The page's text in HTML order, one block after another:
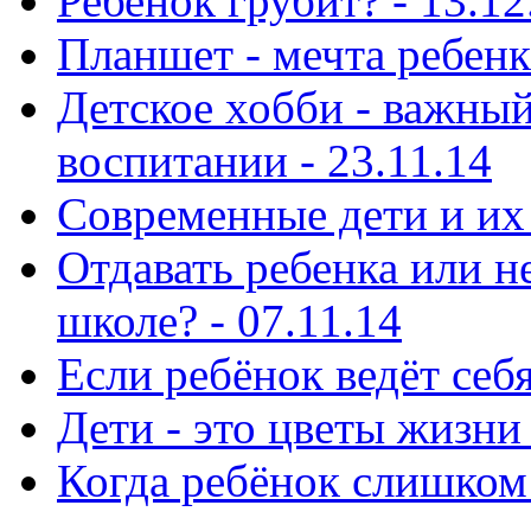
Планшет - мечта
Детское хобби -
воспитании - 23.11.14
Современные дети и
Отдавать ребенка или
школе? - 07.11.14
Если ребёнок ведёт
Дети - это цветы
Когда ребёнок